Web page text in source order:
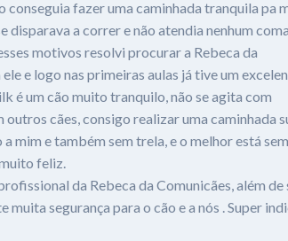
fazer uma caminhada tranquila pa
a correr e não atendia nenhum
motivos resolvi procurar a Rebeca da
e logo nas primeiras aulas já tive um
é um cão muito tranquilo, não se agita com
cães, consigo realizar uma caminhada
mim e também sem trela, e o melhor está
feliz.
da Rebeca da Comunicães, além de
muita segurança para o cão e a nós . Super